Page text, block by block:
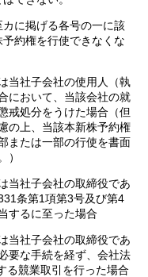
に掲げる各号の一に該
約権を行使できなくな
当社子会社の使用人（執
において、当該会社の就
戒処分をうけた場合（但
の上、当該本新株予約権
または一部の行使を書面
）
当社子会社の取締役であ
条第1項第3号及び第4
するに至った場合
当社子会社の取締役であ
要な手続を経ず、会社法
る競業取引を行った場合